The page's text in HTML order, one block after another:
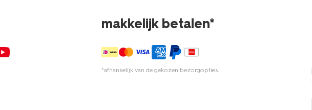
makkelijk betalen*
*afhankelijk van de gekozen bezorgopties